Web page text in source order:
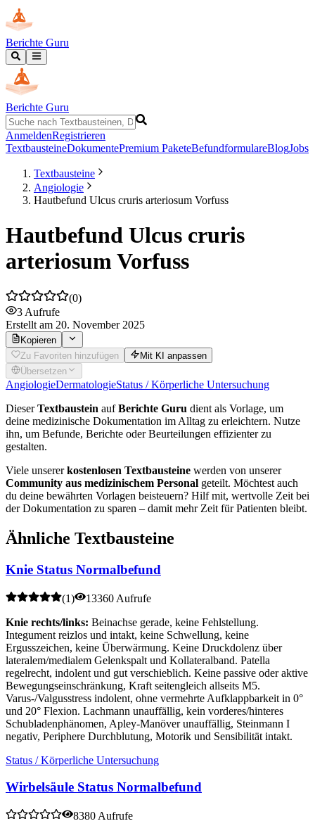
Berichte Guru
Berichte Guru
AnmeldenRegistrieren
TextbausteineDokumentePremium PaketeBefundformulareBlogJobs
Textbausteine
Angiologie
Hautbefund Ulcus cruris arteriosum Vorfuss
Hautbefund Ulcus cruris
arteriosum Vorfuss
(0)
3 Aufrufe
Erstellt am 20. November 2025
Kopieren
Zu Favoriten hinzufügen
Mit KI anpassen
Übersetzen
AngiologieDermatologieStatus / Körperliche Untersuchung
DieserTextbaustein aufBerichte Guru dient als Vorlage, um
deine medizinische Dokumentation im Alltag zu erleichtern. Nutze
ihn, um Befunde, Berichte oder Beurteilungen effizienter zu
gestalten.
Viele unsererkostenlosen Textbausteine werden von unserer
Community aus medizinischem Personal geteilt. Möchtest auch
du deine bewährten Vorlagen beisteuern? Hilf mit, wertvolle Zeit bei
der Dokumentation zu sparen – damit mehr Zeit für Patienten bleibt.
Ähnliche Textbausteine
Knie Status Normalbefund
(1)
13360 Aufrufe
Knie rechts/links: Beinachse gerade, keine Fehlstellung.
Integument reizlos und intakt, keine Schwellung, keine
Ergusszeichen, keine Überwärmung. Keine Druckdolenz über
lateralem/medialem Gelenkspalt und Kollateralband. Patella
regelrecht, indolent und gut verschieblich. Keine passive oder aktive
Bewegungseinschränkung, Kraft seitengleich allseits M5.
Varus-/Valgusstress indolent, ohne vermehrte Aufklappbarkeit in 0°
und 20° Flexion. Lachmann unauffällig, kein vorderes/hinteres
Schubladenphänomen, Apley-Manöver unauffällig, Steinmann I
negativ, Periphere Durchblutung, Motorik und Sensibilität intakt.
Status / Körperliche Untersuchung
Wirbelsäule Status Normalbefund
8380 Aufrufe